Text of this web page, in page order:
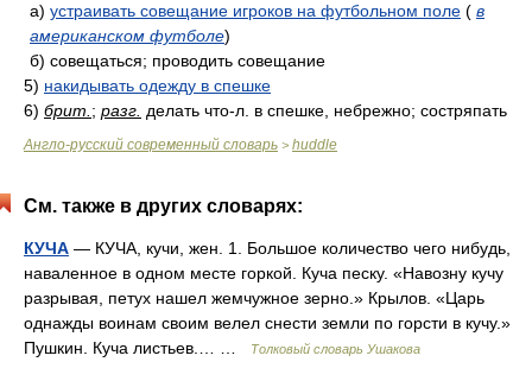
а) устраивать совещание игроков на футбольном поле ( в
американском футболе)
б) совещаться; проводить совещание
5) накидывать одежду в спешке
6) брит. ; разг. делать что-л. в спешке, небрежно; состряпать
Англо-русский современный словарь > huddle
См. также в других словарях:
КУЧА — КУЧА, кучи, жен. 1. Большое количество чего нибудь,
наваленное в одном месте горкой. Куча песку. «Навозну кучу
разрывая, петух нашел жемчужное зерно.» Крылов. «Царь
однажды воинам своим велел снести земли по горсти в кучу.»
Пушкин. Куча листьев.… …
Толковый словарь Ушакова